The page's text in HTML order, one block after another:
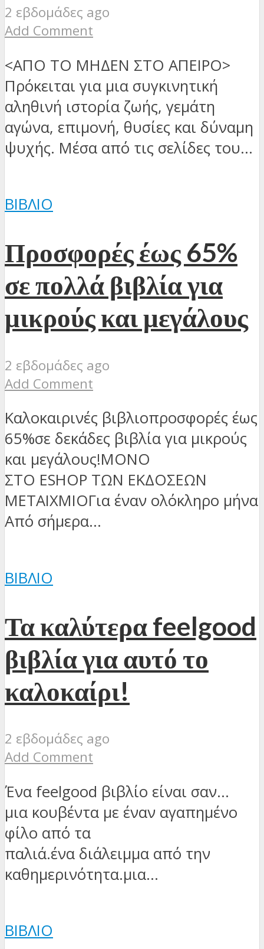
2 εβδομάδες ago
Add Comment
<ΑΠΟ ΤΟ ΜΗΔΕΝ ΣΤΟ ΑΠΕΙΡΟ>
Πρόκειται για μια συγκινητική
αληθινή ιστορία ζωής, γεμάτη
αγώνα, επιμονή, θυσίες και δύναμη
ψυχής. Μέσα από τις σελίδες του...
ΒΙΒΛΊΟ
Προσφορές έως 65%
σε πολλά βιβλία για
μικρούς και μεγάλους
2 εβδομάδες ago
Add Comment
Καλοκαιρινές βιβλιοπροσφορές έως
65%σε δεκάδες βιβλία για μικρούς
και μεγάλους!ΜΟΝΟ
ΣΤΟ ESHOP ΤΩΝ ΕΚΔΟΣΕΩΝ
ΜΕΤΑΙΧΜΙΟΓια έναν ολόκληρο μήνα
Από σήμερα...
ΒΙΒΛΊΟ
Τα καλύτερα feelgood
βιβλία για αυτό το
καλοκαίρι!
2 εβδομάδες ago
Add Comment
Ένα feelgood βιβλίο είναι σαν…
μια κουβέντα με έναν αγαπημένο
φίλο από τα
παλιά.ένα διάλειμμα από την
καθημερινότητα.μια...
ΒΙΒΛΊΟ